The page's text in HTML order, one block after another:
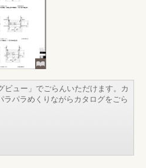
ビュー」でごらんいただけます。カ
ラパラめくりながらカタログをごら